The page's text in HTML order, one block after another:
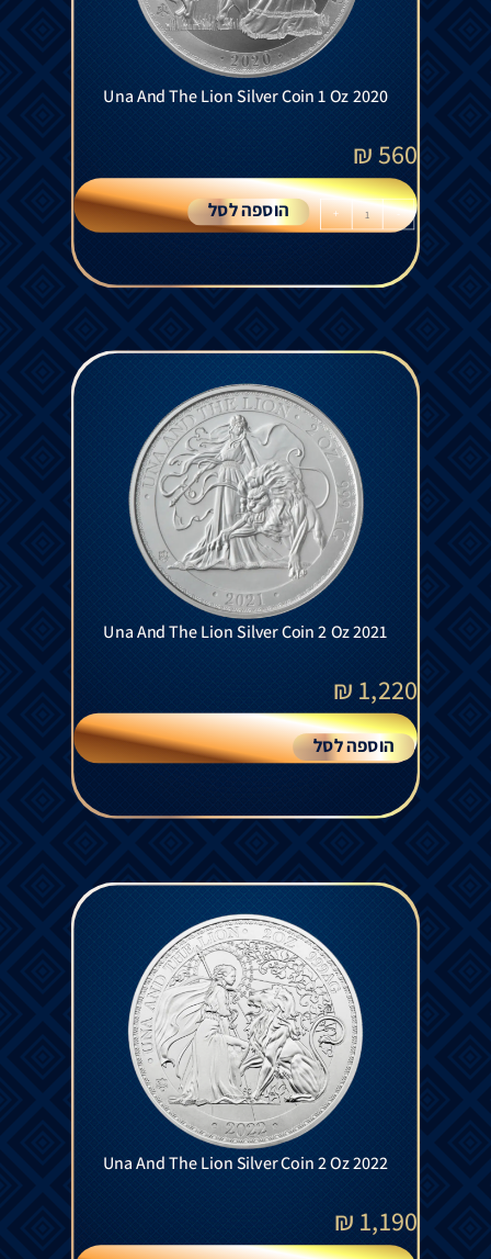
Una And The Lion Silver Coin 1 Oz 2020
560
₪
-
+ הוספה לסל
Una And The Lion Silver Coin 2 Oz 2021
1,220
₪
הוספה לסל
Una And The Lion Silver Coin 2 Oz 2022
1,190
₪